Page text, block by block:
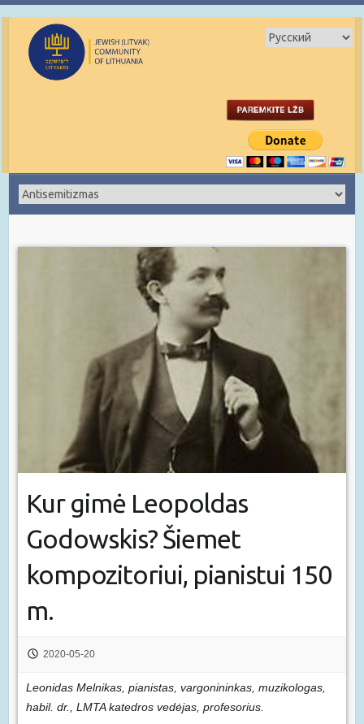
Kur gimė Leopoldas
Godowskis? Šiemet
kompozitoriui, pianistui 150
m.
2020-05-20
Leonidas Melnikas, pianistas, vargonininkas, muzikologas,
habil. dr., LMTA katedros vedėjas, profesorius.